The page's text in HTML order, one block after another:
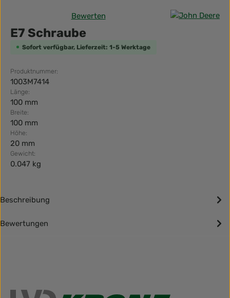
Durchschnittliche Bewertung von 0 von 5 Sternen
Bewerten
E7 Schraube
Sofort verfügbar, Lieferzeit: 1-5 Werktage
Produktnummer:
1003M7414
Länge:
100 mm
Breite:
100 mm
Höhe:
20 mm
Gewicht:
0.047 kg
Beschreibung
Bewertungen